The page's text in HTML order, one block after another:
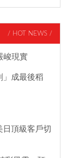
/ HOT NEWS /
峻現實
」成最後稻
頂級客戶切